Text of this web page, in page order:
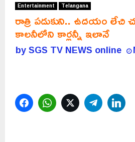
Entertainment Telangana
రాత్రి పడుకుని.. ఉదయం లేచి
కాలనీలోని కార్లన్నీ ఇలానే
bySGS TV NEWS online
FacebookWhatsAppTwitterTelegram